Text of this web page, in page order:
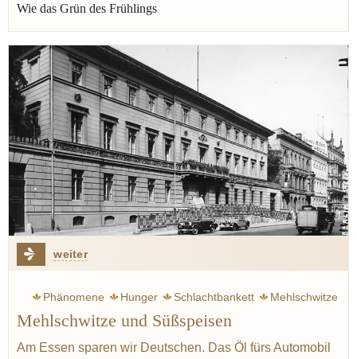
Wie das Grün des Frühlings
weiter
Phänomene Hunger Schlachtbankett
Mehlschwitze
Eintopf
Siebeck Wolfram
Gemüse
Kräuter Graupen Weltkrieg
Drittes Reich
Mehlschwitze und Süßspeisen
Am Essen sparen wir Deutschen. Das Öl fürs Automobil